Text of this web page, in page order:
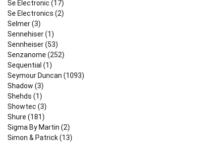
Se Electronic (17)
Se Electronics (2)
Selmer (3)
Sennehiser (1)
Sennheiser (53)
Senzanome (252)
Sequential (1)
Seymour Duncan (1093)
Shadow (3)
Shehds (1)
Showtec (3)
Shure (181)
Sigma By Martin (2)
Simon & Patrick (13)